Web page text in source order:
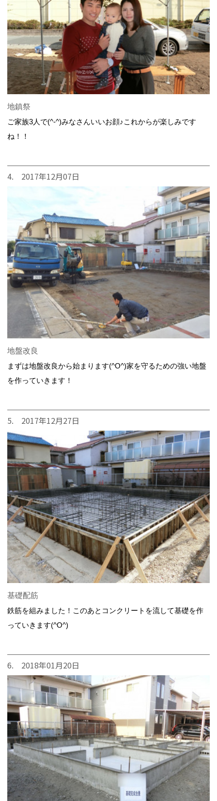
地鎮祭
ご家族3人で(^-^)みなさんいいお顔♪これからが楽しみです
ね！！
4. 2017年12月07日
地盤改良
まずは地盤改良から始まります(^O^)家を守るための強い地盤
を作っていきます！
5. 2017年12月27日
基礎配筋
鉄筋を組みました！このあとコンクリートを流して基礎を作
っていきます(^O^)
6. 2018年01月20日